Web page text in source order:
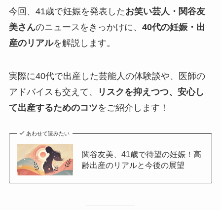
今回、41歳で妊娠を発表したお笑い芸人・関谷友
美さんのニュースをきっかけに、 40代の妊娠・出
産のリアルを解説します。
実際に40代で出産した芸能人の体験談や、医師の
アドバイスも交えて、
リスクを抑えつつ、安心し
て出産するためのコツをご紹介します！
あわせて読みたい
関谷友美、41歳で待望の妊娠！高
齢出産のリアルと今後の展望